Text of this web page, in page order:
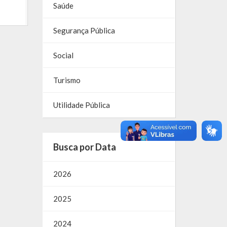
Saúde
Segurança Pública
Social
Turismo
Utilidade Pública
Busca por Data
2026
2025
2024